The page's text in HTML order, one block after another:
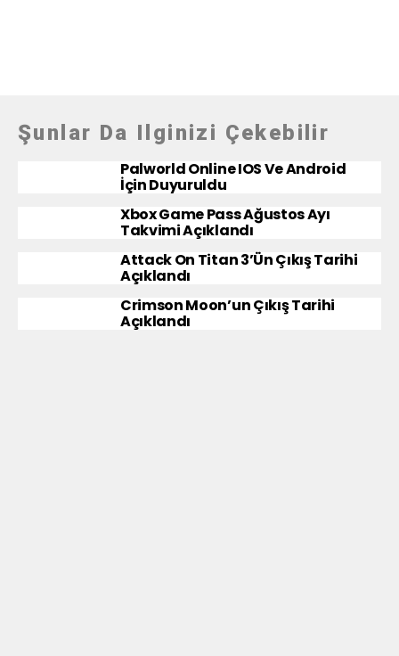
Şunlar Da Ilginizi Çekebilir
Palworld Online IOS Ve Android
İçin Duyuruldu
Xbox Game Pass Ağustos Ayı
Takvimi Açıklandı
Attack On Titan 3’ün Çıkış Tarihi
Açıklandı
Crimson Moon’un Çıkış Tarihi
Açıklandı